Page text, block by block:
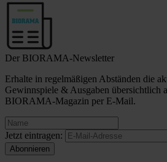
Der BIORAMA-Newsletter
Erhalte in regelmäßigen Abständen die
Gewinnspiele & Ausgaben übersichtlich
BIORAMA-Magazin per E-Mail.
Jetzt eintragen: